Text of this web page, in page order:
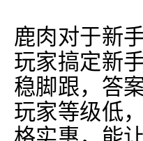
鹿肉对于新
玩家搞定新
稳脚跟，答
玩家等级低